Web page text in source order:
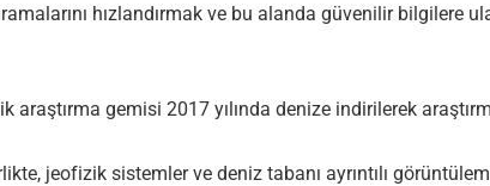
hızlandırmak ve bu alanda güvenilir bilgilere
gemisi 2017 yılında denize indirilerek
jeofizik sistemler ve deniz tabanı ayrıntılı